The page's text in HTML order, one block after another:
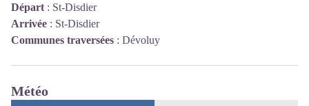
Départ : St-Disdier
Arrivée : St-Disdier
Communes traversées : Dévoluy
Météo